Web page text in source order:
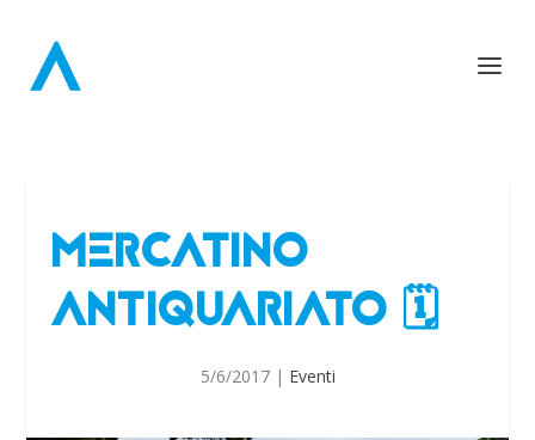
MERCATINO
ANTIQUARIATO 🗓
5/6/2017| Eventi